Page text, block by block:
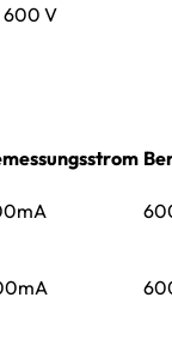
600 V